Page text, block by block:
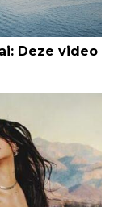
Deze video